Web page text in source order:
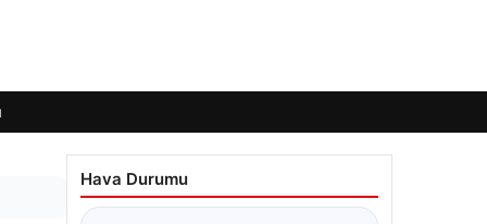
Hava Durumu